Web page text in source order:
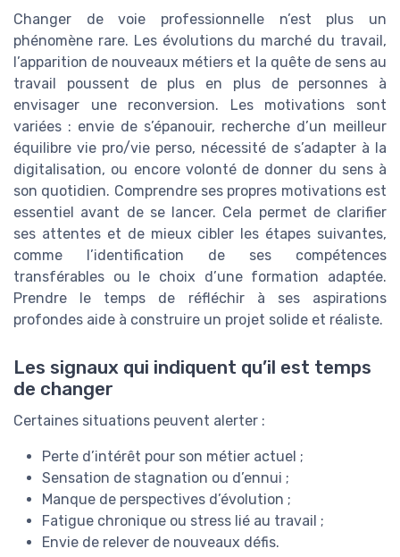
Changer de voie professionnelle n’est plus un
phénomène rare. Les évolutions du marché du travail,
l’apparition de nouveaux métiers et la quête de sens au
travail poussent de plus en plus de personnes à
envisager une reconversion. Les motivations sont
variées : envie de s’épanouir, recherche d’un meilleur
équilibre vie pro/vie perso, nécessité de s’adapter à la
digitalisation, ou encore volonté de donner du sens à
son quotidien. Comprendre ses propres motivations est
essentiel avant de se lancer. Cela permet de clarifier
ses attentes et de mieux cibler les étapes suivantes,
comme l’identification de ses compétences
transférables ou le choix d’une formation adaptée.
Prendre le temps de réfléchir à ses aspirations
profondes aide à construire un projet solide et réaliste.
Les signaux qui indiquent qu’il est temps
de changer
Certaines situations peuvent alerter :
Perte d’intérêt pour son métier actuel ;
Sensation de stagnation ou d’ennui ;
Manque de perspectives d’évolution ;
Fatigue chronique ou stress lié au travail ;
Envie de relever de nouveaux défis.